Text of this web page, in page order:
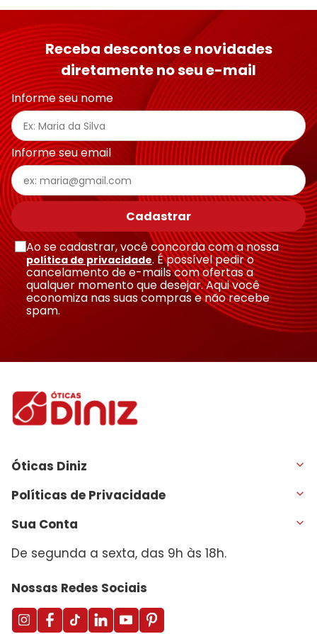
Receba descontos e novidades
diretamente no seu e-mail
Informe seu nome
Informe seu email
Cadastrar
Ao se cadastrar, você concorda com a nossa
política de privacidade. É possível pedir o
cancelamento de e-mails com ofertas a
qualquer momento que desejar. Aqui você
economiza nas suas compras e não recebe
spam.
Óticas Diniz
Políticas de Privacidade
Sua Conta
De segunda a sexta, das 9h às 18h.
Nossas Redes Sociais